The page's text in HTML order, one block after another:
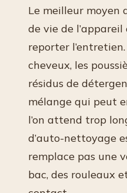
Le meilleur moyen
de vie de
reporter l’entretien.
cheveux, les
résidus de
mélange qui peut
l’on attend trop
d’auto-nettoyage
remplace pas une
bac, des rouleaux